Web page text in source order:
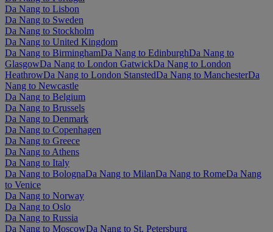
Da Nang to Lisbon
Da Nang to Sweden
Da Nang to Stockholm
Da Nang to United Kingdom
Da Nang to BirminghamDa Nang to EdinburghDa Nang to
GlasgowDa Nang to London GatwickDa Nang to London
HeathrowDa Nang to London StanstedDa Nang to ManchesterDa
Nang to Newcastle
Da Nang to Belgium
Da Nang to Brussels
Da Nang to Denmark
Da Nang to Copenhagen
Da Nang to Greece
Da Nang to Athens
Da Nang to Italy
Da Nang to BolognaDa Nang to MilanDa Nang to RomeDa Nang
to Venice
Da Nang to Norway
Da Nang to Oslo
Da Nang to Russia
Da Nang to MoscowDa Nang to St. Petersburg